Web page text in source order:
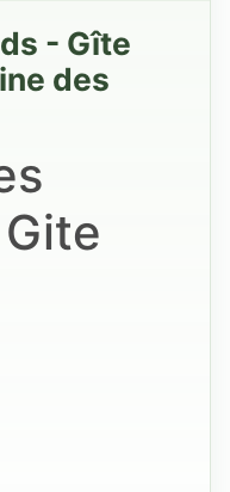
- Gîte
des